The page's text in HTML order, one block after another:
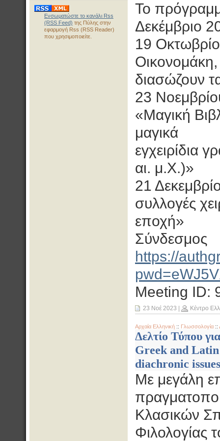
Ενσωματώστε το κανάλι Rss
(RSS Feed) της Πύλης στην
εφαρμογή Rss (RSS Reader)
που χρησιμοποιείτε.
Το
Δεκέμβριο
19
διασώζουν
23
«Μαγική
μαγικά
εγχειρίδια
αι. μ.Χ.)»
21
συλλογές
εποχή»
Σύνδεσμος
https://
Meeting ID:
23 Νοέ 2023 Κέντρο
Αρχαία Ελληνική :: Γλωσσολογία ::
Δελτίο Τύπου
Greek and
diachronic
Με μεγάλη
Κλασικών
Φιλολογίας